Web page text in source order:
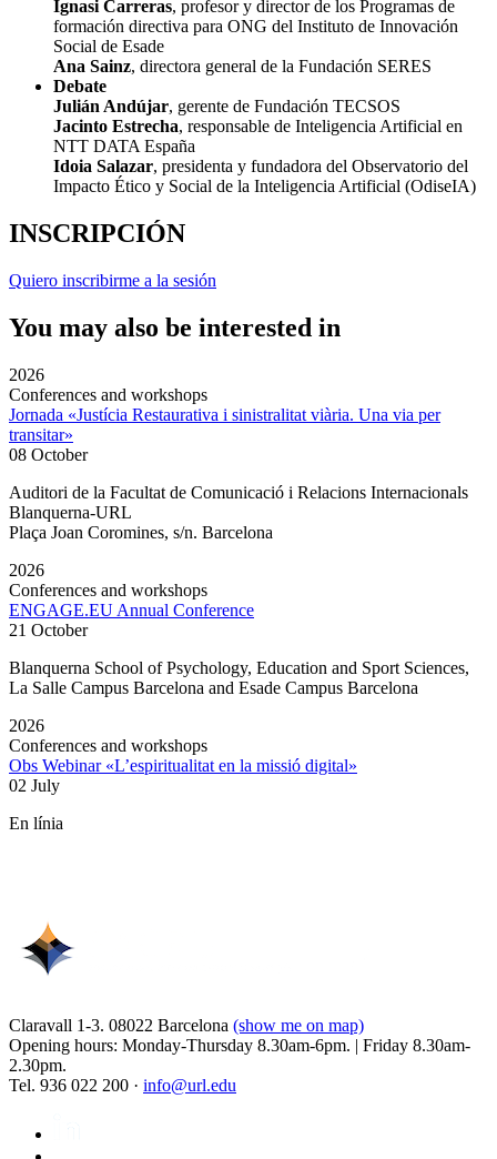
Ignasi Carreras, profesor y director de los Programas de
formación directiva para ONG del Instituto de Innovación
Social de Esade
Ana Sainz, directora general de la Fundación SERES
Debate
Julián Andújar, gerente de Fundación TECSOS
Jacinto Estrecha, responsable de Inteligencia Artificial en
NTT DATA España
Idoia Salazar, presidenta y fundadora del Observatorio del
Impacto Ético y Social de la Inteligencia Artificial (OdiseIA)
INSCRIPCIÓN
Quiero inscribirme a la sesión
You may also be interested in
2026
Conferences and workshops
Jornada «Justícia Restaurativa i sinistralitat viària. Una via per
transitar»
08 October
Auditori de la Facultat de Comunicació i Relacions Internacionals
Blanquerna-URL
Plaça Joan Coromines, s/n. Barcelona
2026
Conferences and workshops
ENGAGE.EU Annual Conference
21 October
Blanquerna School of Psychology, Education and Sport Sciences,
La Salle Campus Barcelona and Esade Campus Barcelona
2026
Conferences and workshops
Obs Webinar «L’espiritualitat en la missió digital»
02 July
En línia
Claravall 1-3. 08022 Barcelona (show me on map)
Opening hours: Monday-Thursday 8.30am-6pm. | Friday 8.30am-
2.30pm.
Tel. 936 022 200 · info@url.edu